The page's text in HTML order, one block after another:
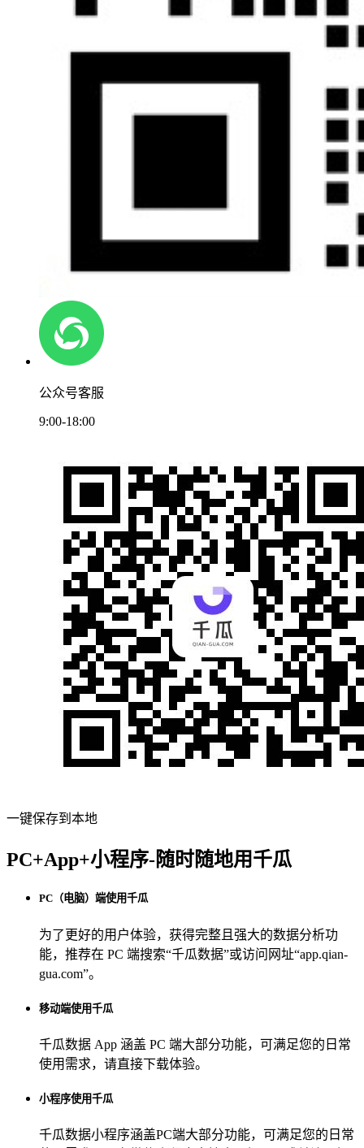
公众号客服
9:00-18:00
一键保存到本地
PC+App+小程序-随时随地用千瓜
PC（电脑）端使用千瓜
为了更好的用户体验，获得完整且强大的数据分析功
能，推荐在 PC 端搜索“千瓜数据”或访问网址“app.qian-
gua.com”。
移动端使用千瓜
千瓜数据 App 涵盖 PC 端大部分功能，可满足您的日常
使用需求，请直接下载体验。
小程序使用千瓜
千瓜数据小程序涵盖PC端大部分功能，可满足您的日常